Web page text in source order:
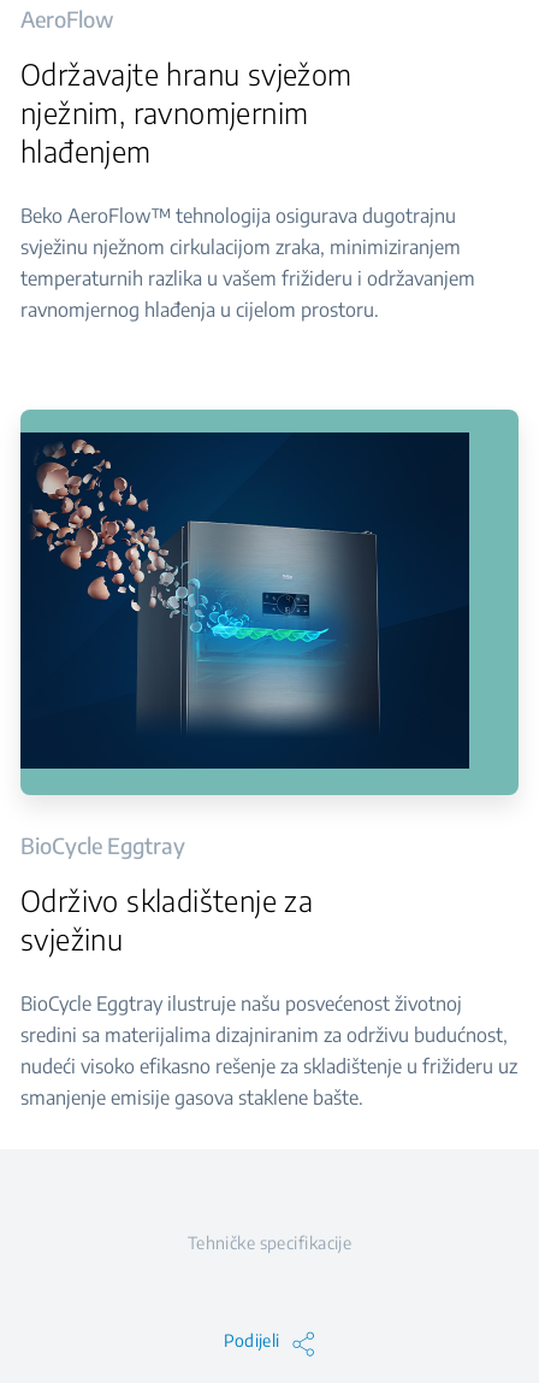
AeroFlow
Održavajte hranu svježom
nježnim, ravnomjernim
hlađenjem
Beko AeroFlow™ tehnologija osigurava dugotrajnu
svježinu nježnom cirkulacijom zraka, minimiziranjem
temperaturnih razlika u vašem frižideru i održavanjem
ravnomjernog hlađenja u cijelom prostoru.
BioCycle Eggtray
Održivo skladištenje za
svježinu
BioCycle Eggtray ilustruje našu posvećenost životnoj
sredini sa materijalima dizajniranim za održivu budućnost,
nudeći visoko efikasno rešenje za skladištenje u frižideru uz
smanjenje emisije gasova staklene bašte.
Tehničke specifikacije
Podijeli